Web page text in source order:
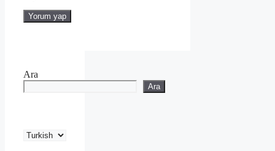
Ara
Ara